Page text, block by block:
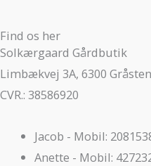
Find os her
Solkærgaard Gårdbutik
Limbækvej 3A, 6300 Gråsten
CVR.: 38586920
Jacob - Mobil:
Anette - Mobil: